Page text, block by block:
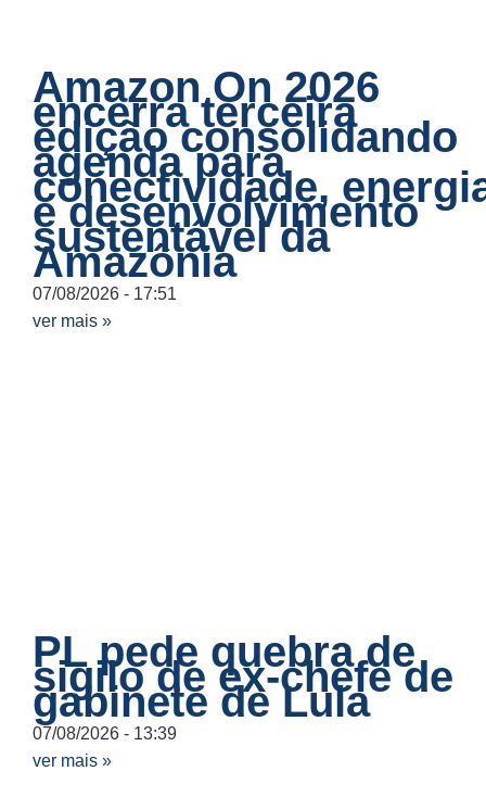
Amazon On 2026
encerra terceira
edição consolidando
agenda para
conectividade,
e desenvolvimento
sustentável da
Amazônia
07/08/2026
17:51
ver mais »
PL pede quebra de
sigilo de ex-chefe de
gabinete de Lula
07/08/2026
13:39
ver mais »